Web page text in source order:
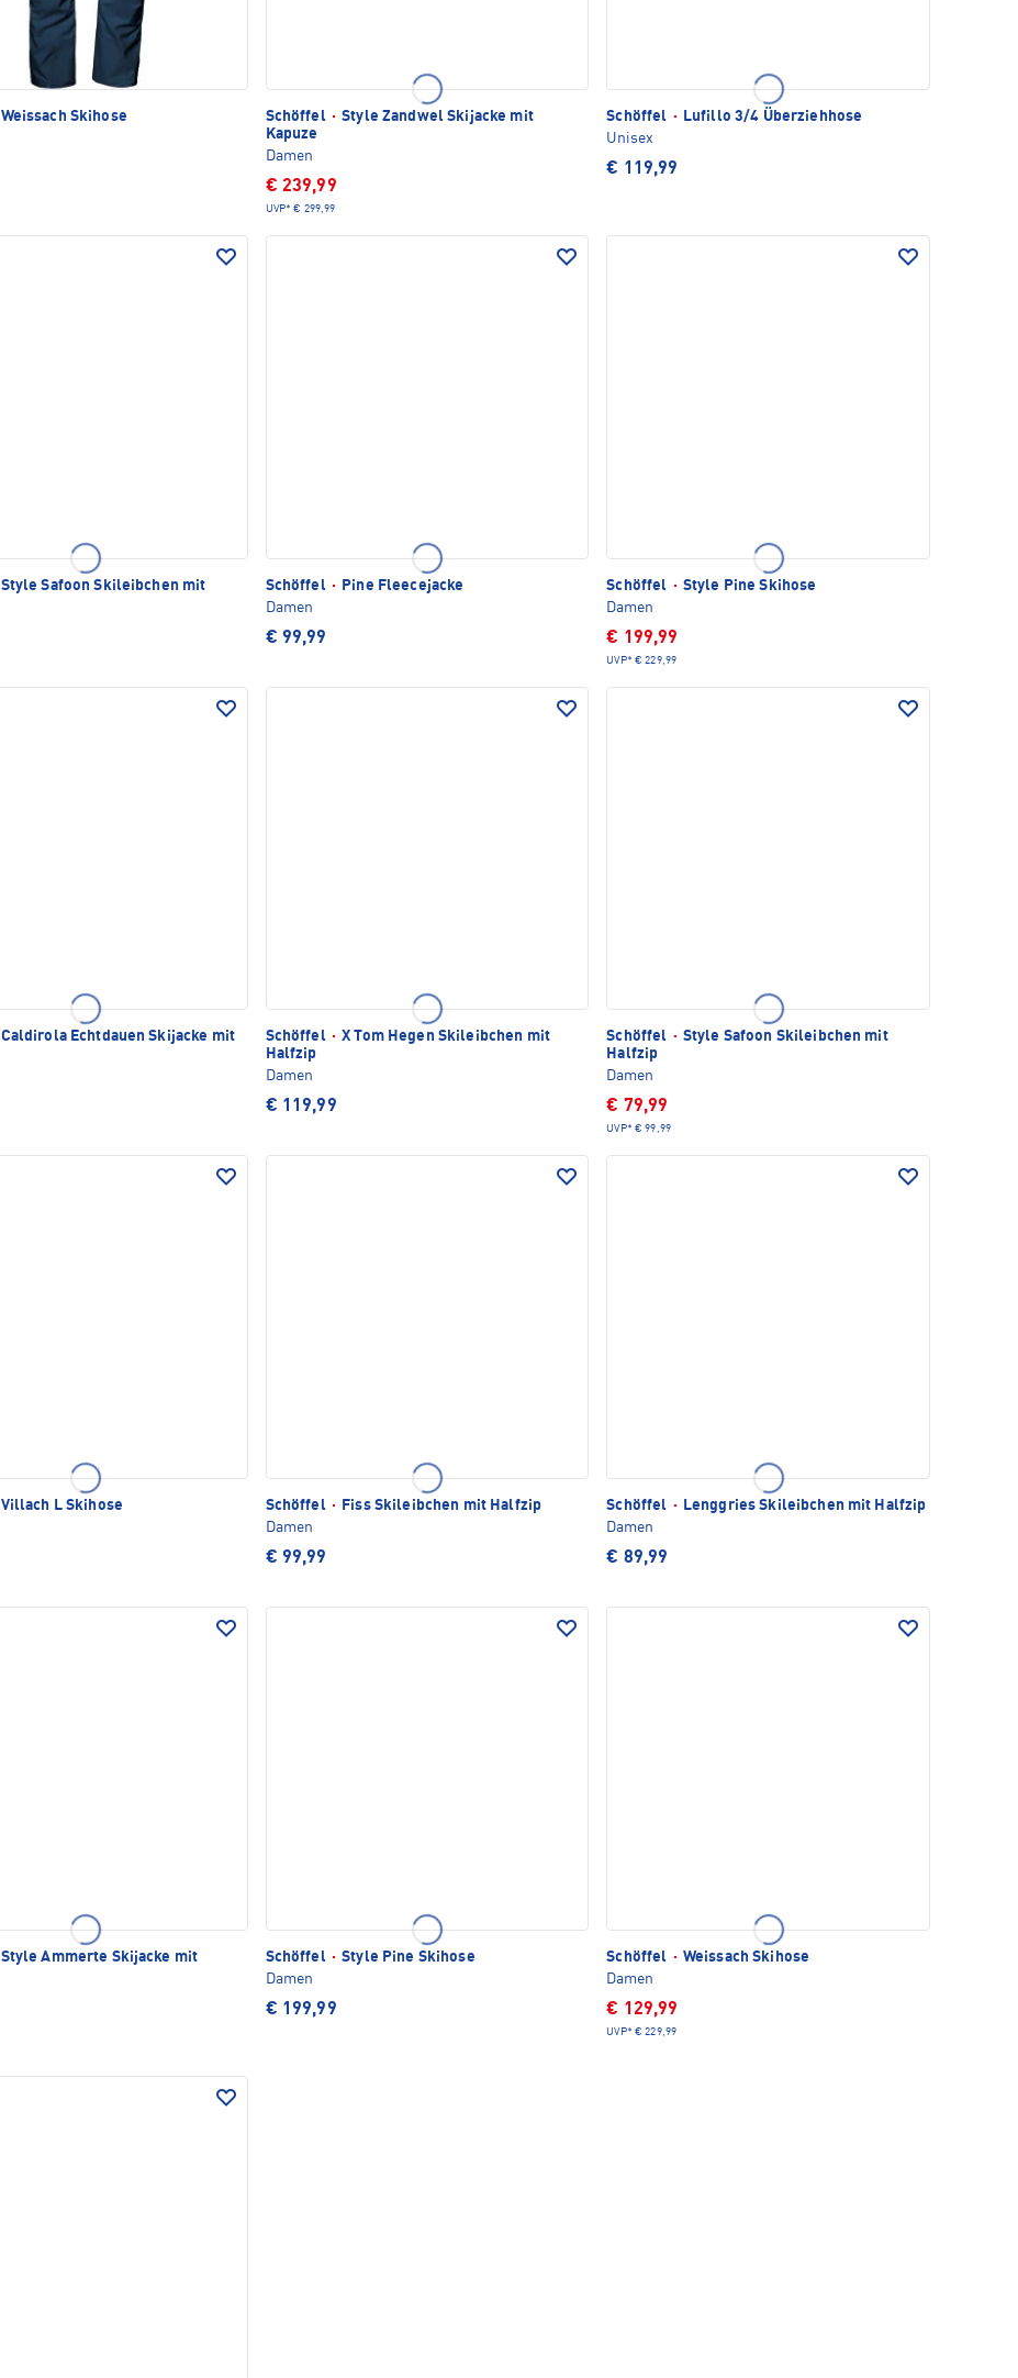
Weissach Skihose
Schöffel · Style Zandwel Skijacke mit
Kapuze
Damen
€ 239,99
UVP* € 299,99
Schöffel ·
Lufillo 3/4 Überziehhose
Unisex
€ 119,99
Style Safoon Skileibchen mit
Schöffel ·
Pine Fleecejacke
Damen
€ 99,99
Schöffel · Style Pine Skihose
Damen
€ 199,99
UVP* € 229,99
Caldirola Echtdauen Skijacke mit
Schöffel · X Tom Hegen Skileibchen mit
Halfzip
Damen
€ 119,99
Schöffel · Style Safoon Skileibchen mit
Halfzip
Damen
€ 79,99
UVP* € 99,99
Villach L Skihose
Schöffel ·
Fiss Skileibchen mit Halfzip
Damen
€ 99,99
Schöffel ·
Lenggries Skileibchen mit Halfzip
Damen
€ 89,99
Style Ammerte Skijacke mit
Schöffel · Style Pine Skihose
Damen
€ 199,99
Schöffel · Weissach Skihose
Damen
€ 129,99
UVP* € 229,99